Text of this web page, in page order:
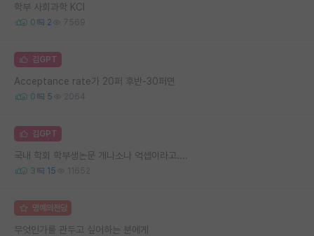
학부 사회과학 KCI
0 2 7569
김GPT
Acceptance rate가 20퍼 후반-30퍼면
0 5 2064
김GPT
국내 학회 학부생논문 개나소나 억셉이라고....
3 15 11652
명예의전당
무엇인가를 관두고 싶어하는 분에게